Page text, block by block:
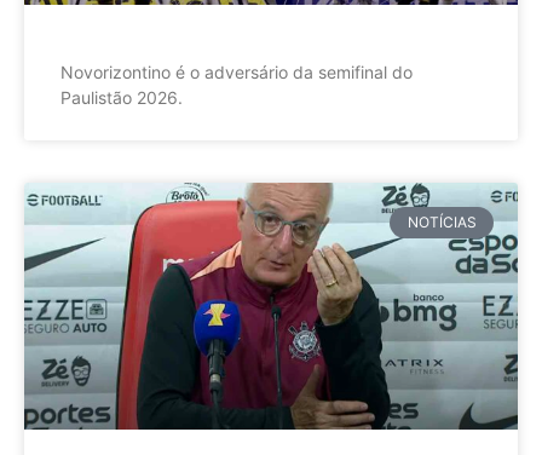
Novorizontino é o adversário da semifinal do
Paulistão 2026.
NOTÍCIAS